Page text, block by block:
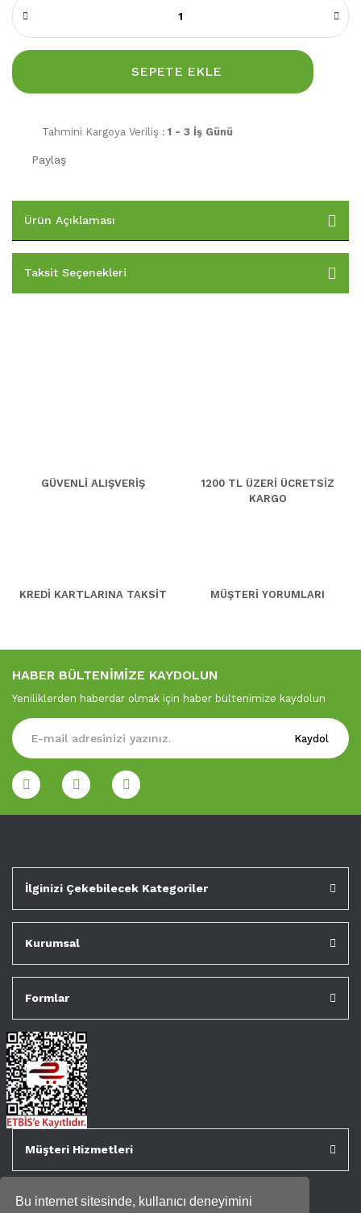
Bu internet sitesinde, kullanıcı deneyimini
SEPETE EKLE
Tahmini Kargoya Veriliş : 1 - 3 İş Günü
Paylaş
Ürün Açıklaması
Taksit Seçenekleri
GÜVENLİ ALIŞVERİŞ
1200 TL ÜZERİ ÜCRETSİZ
KARGO
KREDİ KARTLARINA TAKSİT MÜŞTERİ YORUMLARI
HABER BÜLTENİMİZE KAYDOLUN
Yeniliklerden haberdar olmak için haber bültenimize kaydolun
Kaydol
İlginizi Çekebilecek Kategoriler
Kurumsal
Formlar
Müşteri Hizmetleri